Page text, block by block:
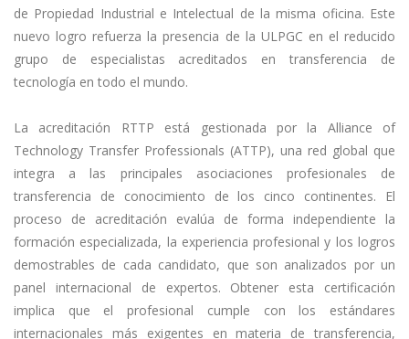
de Propiedad Industrial e Intelectual de la misma oficina. Este
nuevo logro refuerza la presencia de la ULPGC en el reducido
grupo de especialistas acreditados en transferencia de
tecnología en todo el mundo.
La acreditación RTTP está gestionada por la Alliance of
Technology Transfer Professionals (ATTP), una red global que
integra a las principales asociaciones profesionales de
transferencia de conocimiento de los cinco continentes. El
proceso de acreditación evalúa de forma independiente la
formación especializada, la experiencia profesional y los logros
demostrables de cada candidato, que son analizados por un
panel internacional de expertos. Obtener esta certificación
implica que el profesional cumple con los estándares
internacionales más exigentes en materia de transferencia,